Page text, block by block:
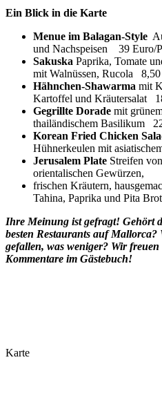
Ein Blick in die Karte
Menue im Balagan-Style
und Nachspeisen 39 Euro/
Sakuska Paprika, Tomate
mit Walnüssen, Rucola
Hähnchen-Shawarma mit
Kartoffel und Kräutersalat
Gegrillte Dorade mit
thailändischem Basilikum
Korean Fried Chicken
Hühnerkeulen mit
Jerusalem Plate Streifen
orientalischen Gewürzen,
frischen Kräutern,
Tahina, Paprika und Pita
Ihre Meinung ist gefragt! Gehört
besten Restaurants auf Mallorca?
gefallen, was weniger? Wir
Kommentare im Gästebuch!
Karte